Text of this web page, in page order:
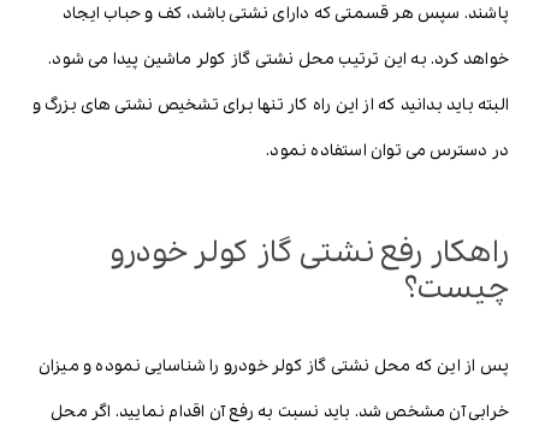
پاشند. سپس هر قسمتی که دارای نشتی باشد، کف و حباب ایجاد
خواهد کرد. به این ترتیب محل نشتی گاز کولر ماشین پیدا می شود.
البته باید بدانید که از این راه کار تنها برای تشخیص نشتی های بزرگ و
در دسترس می توان استفاده نمود.
راهکار رفع نشتی گاز کولر خودرو
چیست؟
پس از این که محل نشتی گاز کولر خودرو را شناسایی نموده و میزان
خرابی آن مشخص شد. باید نسبت به رفع آن اقدام نمایید. اگر محل